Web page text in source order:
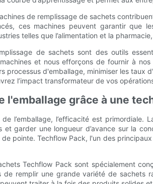
de remplissage de sachets
ces machines peuvent garantir que
telles que l’alimentation et la
de sachets sont des outils
et nous efforçons de fournir à
processus d'emballage, minimiser les
l’impact transformateur de vos
grâce à une
l’emballage, l’efficacité est
et garder une longueur d’avance sur la
pointe. Techflow Pack, l'un des
Techflow Pack sont spécialement
de remplir une grande variété de